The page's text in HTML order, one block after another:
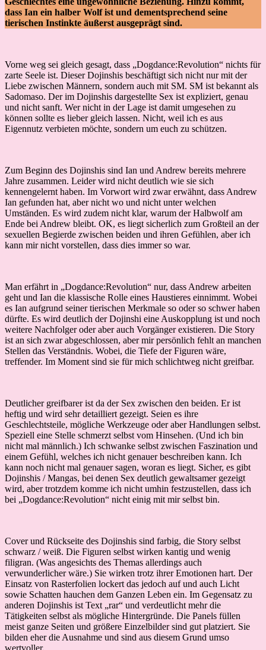
dass Ian ein halber Wolf ist und dementsprechend seine
tierischen Instinkte äußerst ausgeprägt sind.
Vorne weg sei gleich gesagt, dass „Dogdance:Revolution“ nichts für
zarte Seele ist. Dieser Dojinshis beschäftigt sich nicht nur mit der
Liebe zwischen Männern, sondern auch mit SM. SM ist bekannt als
Sadomaso. Der im Dojinshis dargestellte Sex ist expliziert, genau
und nicht sanft. Wer nicht in der Lage ist damit umgesehen zu
können sollte es lieber gleich lassen. Nicht, weil ich es aus
Eigennutz verbieten möchte, sondern um euch zu schützen.
Zum Beginn des Dojinshis sind Ian und Andrew bereits mehrere
Jahre zusammen. Leider wird nicht deutlich wie sie sich
kennengelernt haben. Im Vorwort wird zwar erwähnt, dass Andrew
Ian gefunden hat, aber nicht wo und nicht unter welchen
Umständen. Es wird zudem nicht klar, warum der Halbwolf am
Ende bei Andrew bleibt. OK, es liegt sicherlich zum Großteil an der
sexuellen Begierde zwischen beiden und ihren Gefühlen, aber ich
kann mir nicht vorstellen, dass dies immer so war.
Man erfährt in „Dogdance:Revolution“ nur, dass Andrew arbeiten
geht und Ian die klassische Rolle eines Haustieres einnimmt. Wobei
es Ian aufgrund seiner tierischen Merkmale so oder so schwer haben
dürfte. Es wird deutlich der Dojinshi eine Auskopplung ist und noch
weitere Nachfolger oder aber auch Vorgänger existieren. Die Story
ist an sich zwar abgeschlossen, aber mir persönlich fehlt an manchen
Stellen das Verständnis. Wobei, die Tiefe der Figuren wäre,
treffender. Im Moment sind sie für mich schlichtweg nicht greifbar.
Deutlicher greifbarer ist da der Sex zwischen den beiden. Er ist
heftig und wird sehr detailliert gezeigt. Seien es ihre
Geschlechtsteile, mögliche Werkzeuge oder aber Handlungen selbst.
Speziell eine Stelle schmerzt selbst vom Hinsehen. (Und ich bin
nicht mal männlich.) Ich schwanke selbst zwischen Faszination und
einem Gefühl, welches ich nicht genauer beschreiben kann. Ich
kann noch nicht mal genauer sagen, woran es liegt. Sicher, es gibt
Dojinshis / Mangas, bei denen Sex deutlich gewaltsamer gezeigt
wird, aber trotzdem komme ich nicht umhin festzustellen, dass ich
bei „Dogdance:Revolution“ nicht einig mit mir selbst bin.
Cover und Rückseite des Dojinshis sind farbig, die Story selbst
schwarz / weiß. Die Figuren selbst wirken kantig und wenig
filigran. (Was angesichts des Themas allerdings auch
verwunderlicher wäre.) Sie wirken trotz ihrer Emotionen hart. Der
Einsatz von Rasterfolien lockert das jedoch auf und auch Licht
sowie Schatten hauchen dem Ganzen Leben ein. Im Gegensatz zu
anderen Dojinshis ist Text „rar“ und verdeutlicht mehr die
Tätigkeiten selbst als mögliche Hintergründe. Die Panels füllen
meist ganze Seiten und größere Einzelbilder sind gut platziert. Sie
bilden eher die Ausnahme und sind aus diesem Grund umso